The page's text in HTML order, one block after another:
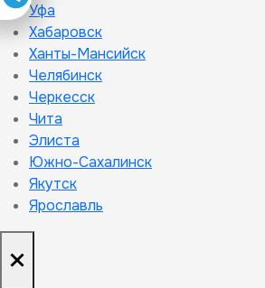
Уфа
Хабаровск
Ханты-Мансийск
Челябинск
Черкесск
Чита
Элиста
Южно-Сахалинск
Якутск
Ярославль
×